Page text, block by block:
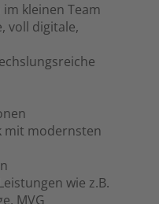
kleinen Team
voll digitale,
mit modernsten
wie z.B.
MVG